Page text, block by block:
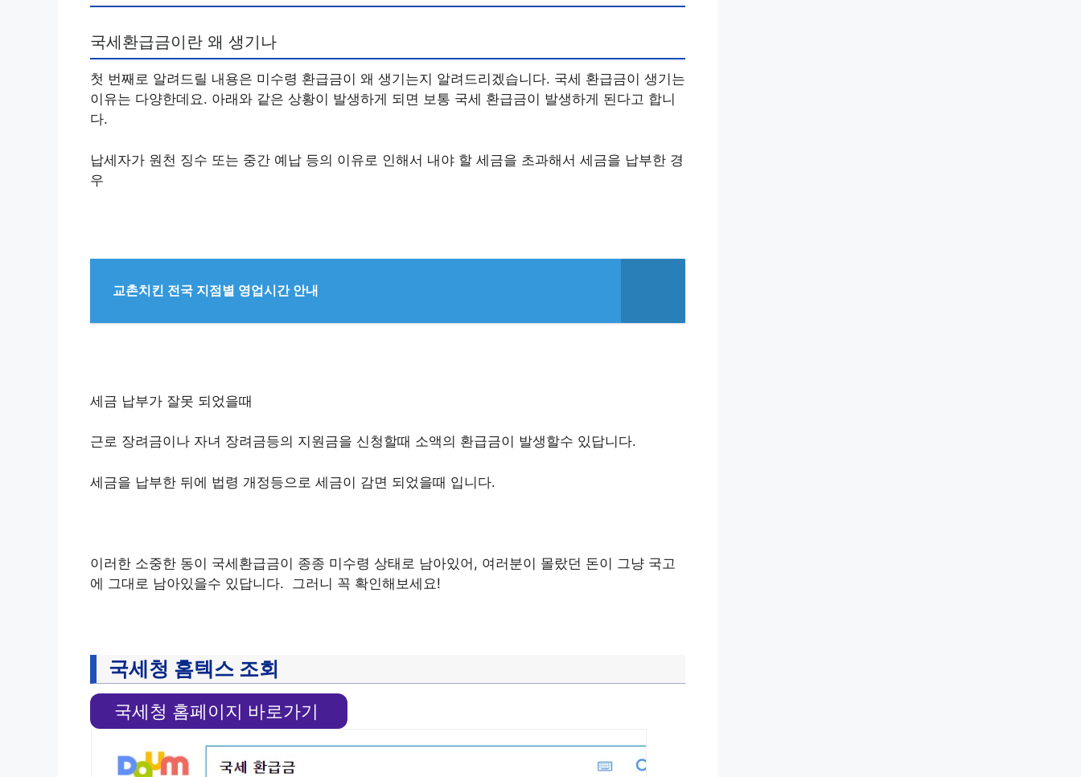
국세환급금이란 왜 생기나
첫 번째로 알려드릴 내용은 미수령 환급금이 왜 생기는지 알려드리겠습니다. 국세 환급금이 생기는
이유는 다양한데요. 아래와 같은 상황이 발생하게 되면 보통 국세 환급금이 발생하게 된다고 합니
다.
납세자가 원천 징수 또는 중간 예납 등의 이유로 인해서 내야 할 세금을 초과해서 세금을 납부한 경
우
교촌치킨 전국 지점별 영업시간 안내
세금 납부가 잘못 되었을때
근로 장려금이나 자녀 장려금등의 지원금을 신청할때 소액의 환급금이 발생할수 있답니다.
세금을 납부한 뒤에 법령 개정등으로 세금이 감면 되었을때 입니다.
이러한 소중한 동이 국세환급금이 종종 미수령 상태로 남아있어, 여러분이 몰랐던 돈이 그냥 국고
에 그대로 남아있을수 있답니다. 그러니 꼭 확인해보세요!
국세청 홈텍스 조회
국세청 홈페이지 바로가기